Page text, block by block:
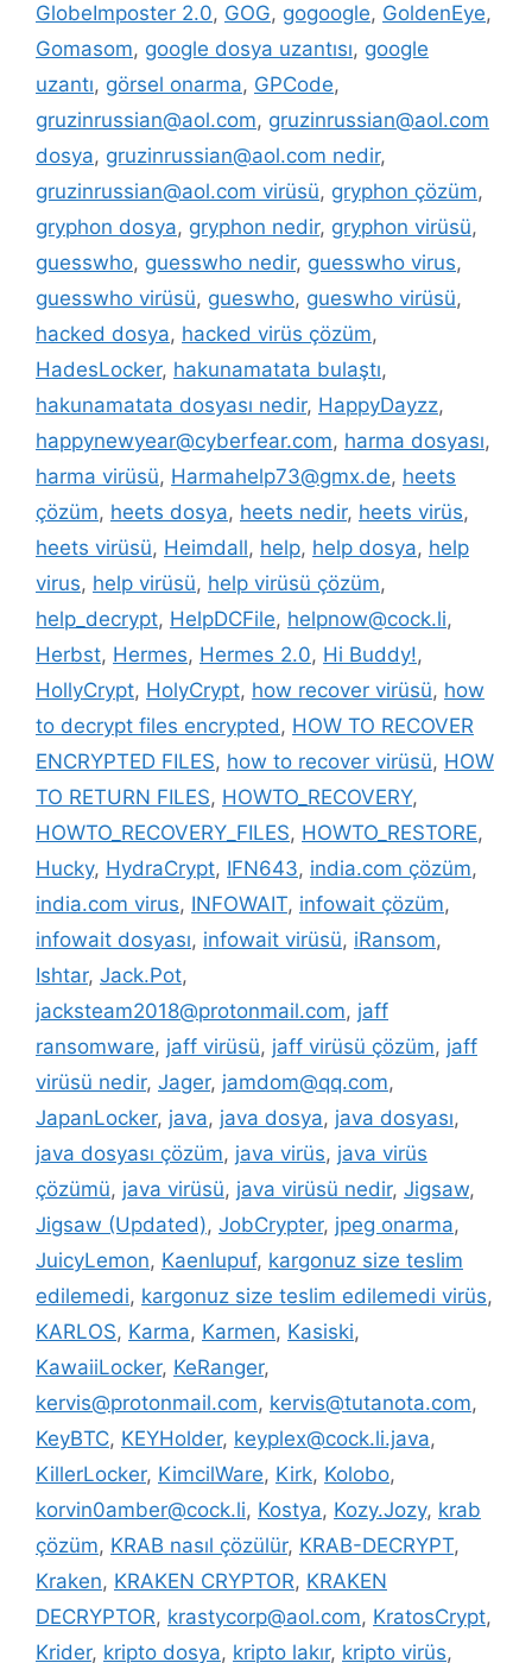
GlobeImposter 2.0, GOG, gogoogle, GoldenEye,
Gomasom, google dosya uzantısı, google
uzantı, görsel onarma, GPCode,
gruzinrussian@aol.com, gruzinrussian@aol.com
dosya, gruzinrussian@aol.com nedir,
gruzinrussian@aol.com virüsü, gryphon çözüm,
gryphon dosya, gryphon nedir, gryphon virüsü,
guesswho, guesswho nedir, guesswho virus,
guesswho virüsü, gueswho, gueswho virüsü,
hacked dosya, hacked virüs çözüm,
HadesLocker, hakunamatata bulaştı,
hakunamatata dosyası nedir, HappyDayzz,
happynewyear@cyberfear.com, harma dosyası,
harma virüsü, Harmahelp73@gmx.de, heets
çözüm, heets dosya, heets nedir, heets virüs,
heets virüsü, Heimdall, help, help dosya, help
virus, help virüsü, help virüsü çözüm,
help_decrypt, HelpDCFile, helpnow@cock.li,
Herbst, Hermes, Hermes 2.0, Hi Buddy!,
HollyCrypt, HolyCrypt, how recover virüsü, how
to decrypt files encrypted, HOW TO RECOVER
ENCRYPTED FILES, how to recover virüsü, HOW
TO RETURN FILES, HOWTO_RECOVERY,
HOWTO_RECOVERY_FILES, HOWTO_RESTORE,
Hucky, HydraCrypt, IFN643, india.com çözüm,
india.com virus, INFOWAIT, infowait çözüm,
infowait dosyası, infowait virüsü, iRansom,
Ishtar, Jack.Pot,
jacksteam2018@protonmail.com, jaff
ransomware, jaff virüsü, jaff virüsü çözüm, jaff
virüsü nedir, Jager, jamdom@qq.com,
JapanLocker, java, java dosya, java dosyası,
java dosyası çözüm, java virüs, java virüs
çözümü, java virüsü, java virüsü nedir, Jigsaw,
Jigsaw (Updated), JobCrypter, jpeg onarma,
JuicyLemon, Kaenlupuf, kargonuz size teslim
edilemedi, kargonuz size teslim edilemedi virüs,
KARLOS, Karma, Karmen, Kasiski,
KawaiiLocker, KeRanger,
kervis@protonmail.com, kervis@tutanota.com,
KeyBTC, KEYHolder, keyplex@cock.li.java,
KillerLocker, KimcilWare, Kirk, Kolobo,
korvin0amber@cock.li, Kostya, Kozy.Jozy, krab
çözüm, KRAB nasıl çözülür, KRAB-DECRYPT,
Kraken, KRAKEN CRYPTOR, KRAKEN
DECRYPTOR, krastycorp@aol.com, KratosCrypt,
Krider, kripto dosya, kripto lakır, kripto virüs,